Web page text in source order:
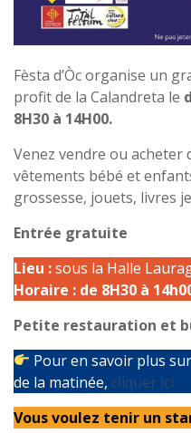
Fèsta d’Òc organise un
profit de la Calandreta le
8H30 à 14H00.
Venez vendre ou acheter
vêtements bébé et
grossesse, jouets, livres
Entrée gratuite
Lieu :sous la Halle
Horaire : de 8H30 à
Petite restauration et
Pour en savoir plus
de la matinée, cliquer ici
Vous voulez tenir un